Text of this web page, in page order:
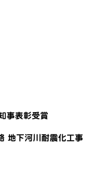
事表彰受賞
地下河川耐震化工事